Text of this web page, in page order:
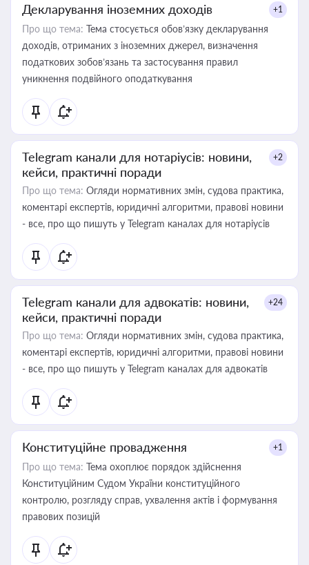
Декларування іноземних доходів +1
Про що тема: Тема стосується обов’язку декларування
доходів, отриманих з іноземних джерел, визначення
податкових зобов’язань та застосування правил
уникнення подвійного оподаткування
Telegram канали для нотаріусів: новини,
кейси, практичні поради
+2
Про що тема: Огляди нормативних змін, судова практика,
коментарі експертів, юридичні алгоритми, правові новини
- все, про що пишуть у Telegram каналах для нотаріусів
Telegram канали для адвокатів: новини,
кейси, практичні поради
+24
Про що тема: Огляди нормативних змін, судова практика,
коментарі експертів, юридичні алгоритми, правові новини
- все, про що пишуть у Telegram каналах для адвокатів
Конституційне провадження +1
Про що тема: Тема охоплює порядок здійснення
Конституційним Судом України конституційного
контролю, розгляду справ, ухвалення актів і формування
правових позицій